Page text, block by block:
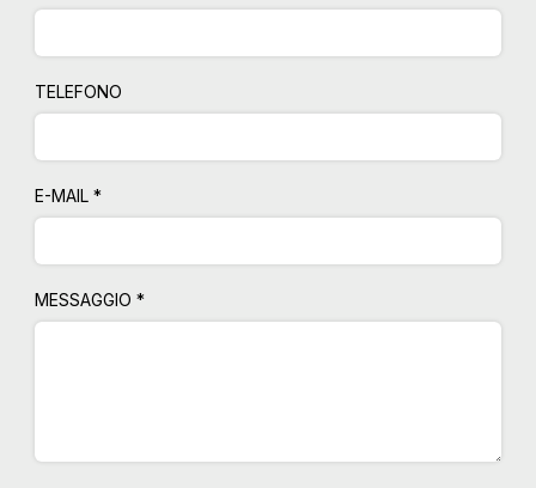
TELEFONO
E-MAIL *
MESSAGGIO *